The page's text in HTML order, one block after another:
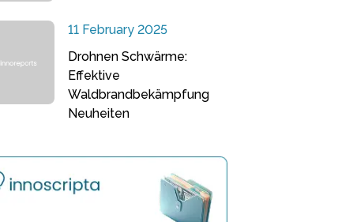
11 February 2025
Drohnen Schwärme:
Effektive
Waldbrandbekämpfung
Neuheiten